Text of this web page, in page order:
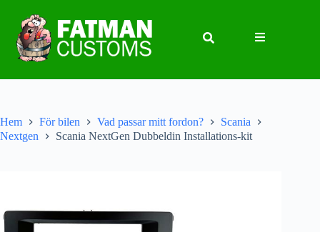
Hem För bilen Vad passar mitt fordon?
Scania
Nextgen
Scania NextGen Dubbeldin Installations-kit